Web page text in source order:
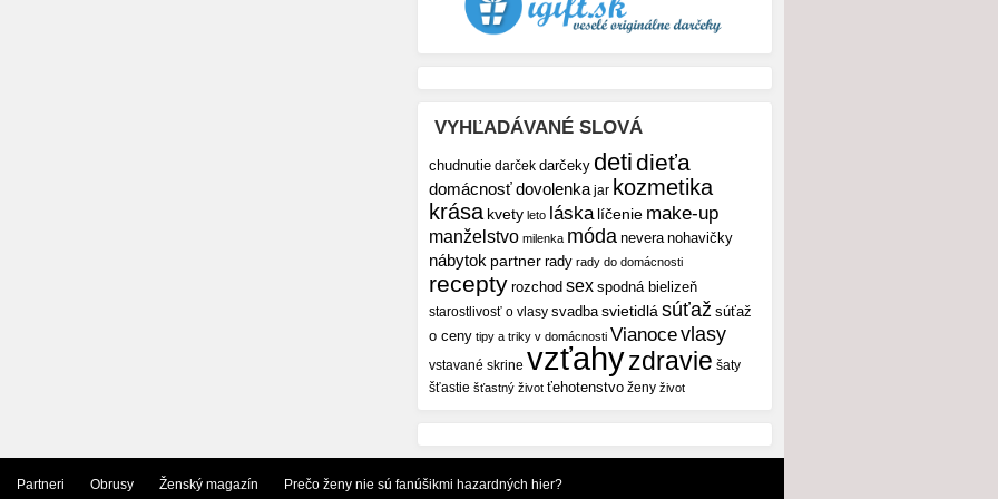
VYHĽADÁVANÉ SLOVÁ
chudnutie darček darčeky detidieťa
domácnosťdovolenka jar kozmetika
krása kvety leto láska líčenie make-up
manželstvo milenka móda nevera nohavičky
nábytok partner rady rady do domácnosti
recepty rozchod sex spodná bielizeň
starostlivosť o vlasy svadba svietidlá súťaž súťaž
o ceny tipy a triky v domácnosti Vianocevlasy
vstavané skrine vzťahyzdravie šaty
šťastie šťastný život ťehotenstvo ženy život
Partneri Obrusy Ženský magazín Prečo ženy nie sú fanúšikmi hazardných hier?